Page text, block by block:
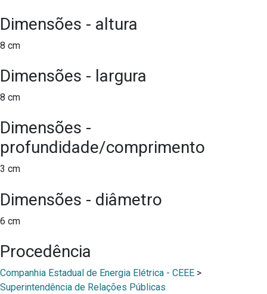
Dimensões - altura
8 cm
Dimensões - largura
8 cm
Dimensões -
profundidade/comprimento
3 cm
Dimensões - diâmetro
6 cm
Procedência
Companhia Estadual de Energia Elétrica - CEEE >
Superintendência de Relações Públicas